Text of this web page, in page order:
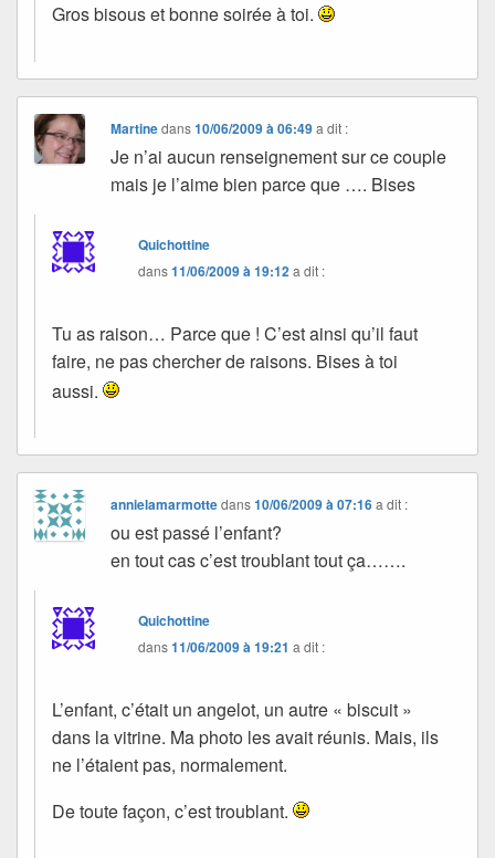
Gros bisous et bonne soirée à toi.
Martinedans10/06/2009 à 06:49 a dit :
Je n’ai aucun renseignement sur ce couple
mais je l’aime bien parce que …. Bises
Quichottine
dans11/06/2009 à 19:12a dit :
Tu as raison… Parce que ! C’est ainsi qu’il faut
faire, ne pas chercher de raisons. Bises à toi
aussi.
annielamarmottedans10/06/2009 à 07:16 a dit :
ou est passé l’enfant?
en tout cas c’est troublant tout ça…….
Quichottine
dans11/06/2009 à 19:21 a dit :
L’enfant, c’était un angelot, un autre « biscuit »
dans la vitrine. Ma photo les avait réunis. Mais, ils
ne l’étaient pas, normalement.
De toute façon, c’est troublant.